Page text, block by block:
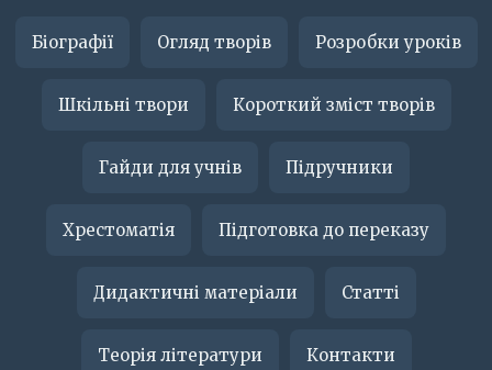
Біографії Огляд творів Розробки уроків
Шкільні твори Короткий зміст творів
Гайди для учнів Підручники
Хрестоматія Підготовка до переказу
Дидактичні матеріали Статті
Теорія літератури Контакти